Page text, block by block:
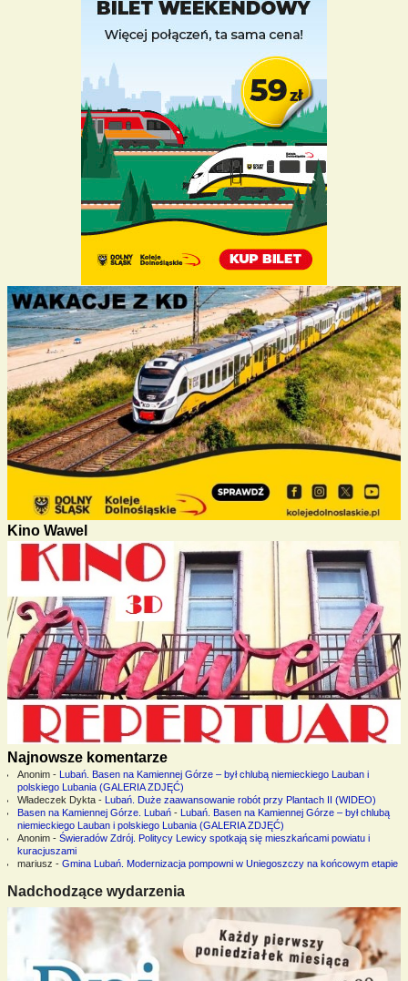
Kino Wawel
Najnowsze komentarze
Anonim- Lubań. Basen na Kamiennej Górze – był chlubą niemieckiego Lauban i
polskiego Lubania (GALERIA ZDJĘĆ)
Władeczek Dykta- Lubań. Duże zaawansowanie robót przy Plantach II (WIDEO)
Basen na Kamiennej Górze. Lubań- Lubań. Basen na Kamiennej Górze – był chlubą
niemieckiego Lauban i polskiego Lubania (GALERIA ZDJĘĆ)
Anonim- Świeradów Zdrój. Politycy Lewicy spotkają się mieszkańcami powiatu i
kuracjuszami
mariusz - Gmina Lubań. Modernizacja pompowni w Uniegoszczy na końcowym etapie
Nadchodzące wydarzenia